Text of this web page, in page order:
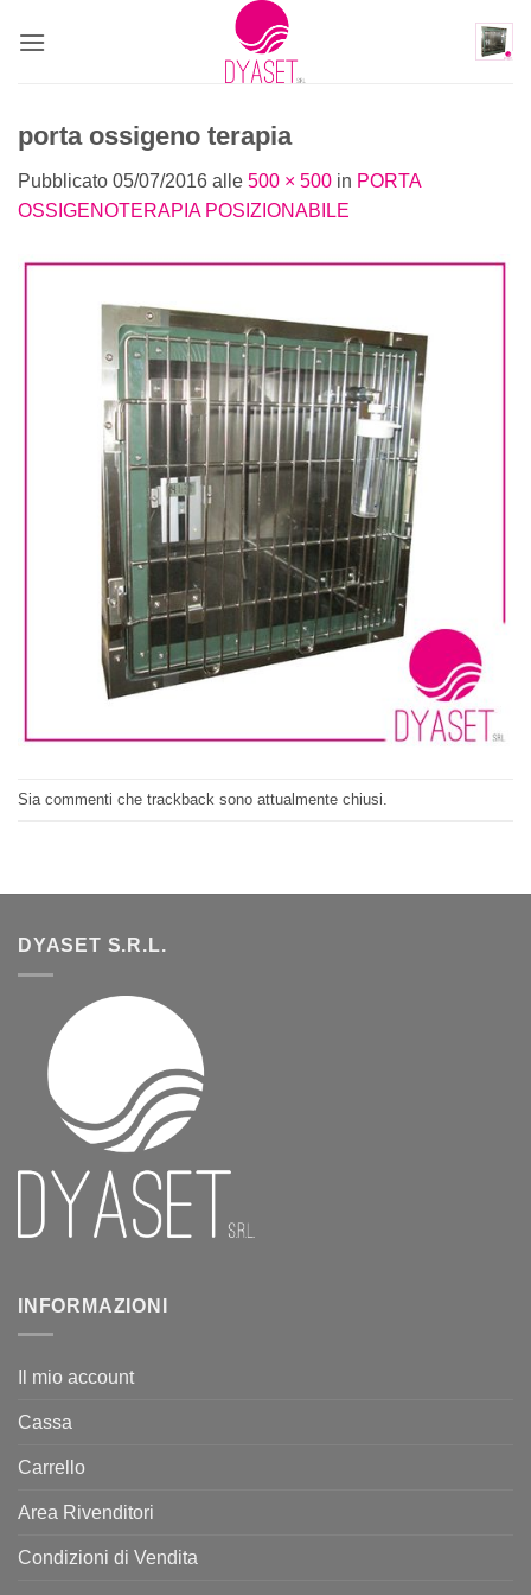
porta ossigeno terapia
Pubblicato 05/07/2016 alle 500 × 500 in PORTA
OSSIGENOTERAPIA POSIZIONABILE
Sia commenti che trackback sono attualmente chiusi.
DYASET S.R.L.
INFORMAZIONI
Il mio account
Cassa
Carrello
Area Rivenditori
Condizioni di Vendita